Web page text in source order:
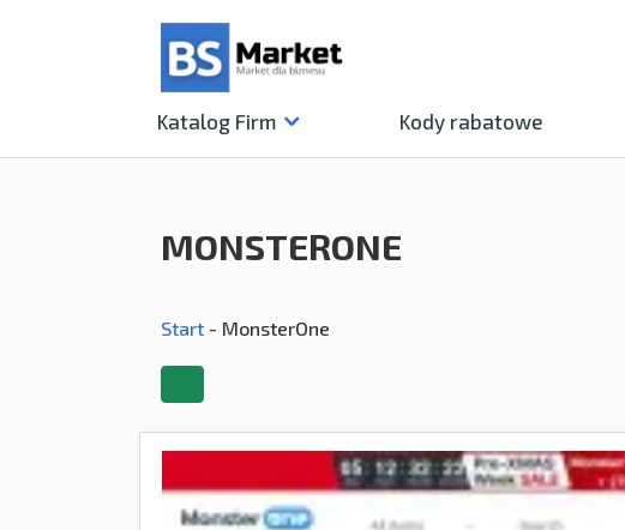
Katalog Firm Kody rabatowe
MONSTERONE
Start - MonsterOne